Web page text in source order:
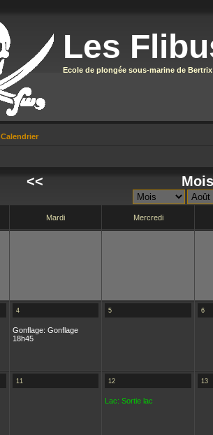
Les
Ecole de plongée sous-marine de Bertrix
Calendrier
<<
Mardi Mercredi
4
Gonflage: Gonflage
18h45
5 6
11 12
Lac: Sortie lac
13